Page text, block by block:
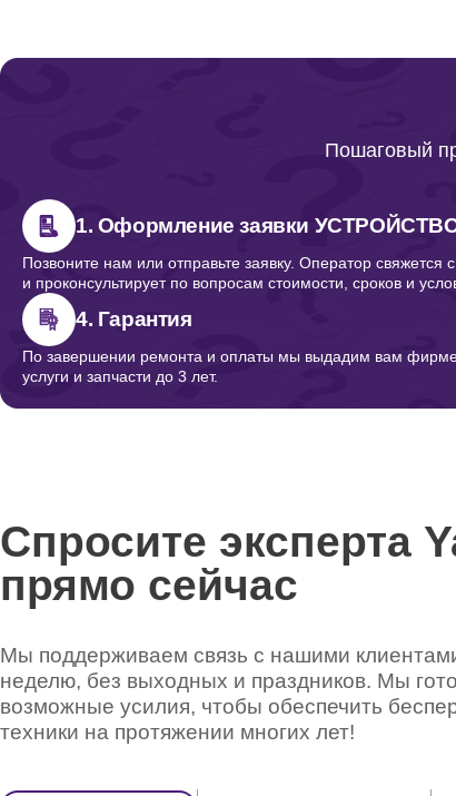
Ремонт кнопки
Ремонт/замена кнопок, клавиш,
Пошаговый
1. Оформление заявки
Позвоните нам или отправьте заявку. Оператор свяжется
и проконсультирует по вопросам стоимости, сроков и
4. Гарантия
По завершении ремонта и оплаты мы выдадим вам
услуги и запчасти до 3 лет.
Спросите эксперта
прямо сейчас
Мы поддерживаем связь с нашими
неделю, без выходных и праздников. Мы
возможные усилия, чтобы обеспечить
техники на протяжении многих лет!